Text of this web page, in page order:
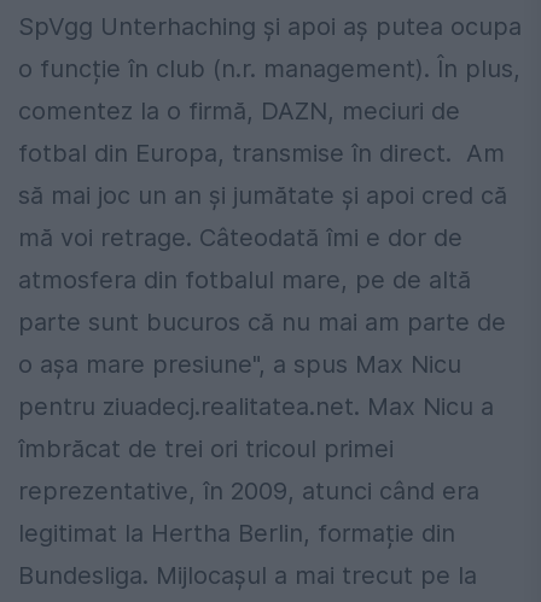
SpVgg Unterhaching și apoi aș putea ocupa
o funcție în club (n.r. management). În plus,
comentez la o firmă, DAZN, meciuri de
fotbal din Europa, transmise în direct. Am
să mai joc un an și jumătate și apoi cred că
mă voi retrage. Câteodată îmi e dor de
atmosfera din fotbalul mare, pe de altă
parte sunt bucuros că nu mai am parte de
o așa mare presiune", a spus Max Nicu
pentru ziuadecj.realitatea.net. Max Nicu a
îmbrăcat de trei ori tricoul primei
reprezentative, în 2009, atunci când era
legitimat la Hertha Berlin, formație din
Bundesliga. Mijlocașul a mai trecut pe la